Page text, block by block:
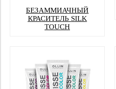
БЕЗАММИАЧНЫЙ
КРАСИТЕЛЬ SILK
TOUCH